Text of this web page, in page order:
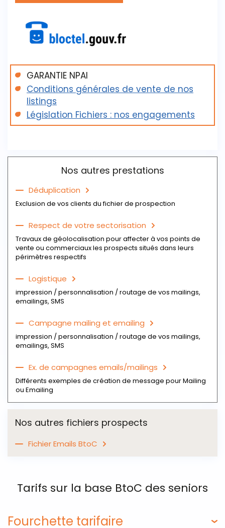
GARANTIE NPAI
Conditions générales de vente de nos
listings
Législation Fichiers : nos engagements
Nos autres prestations
Déduplication
Exclusion de vos clients du fichier de prospection
Respect de votre sectorisation
Travaux de géolocalisation pour affecter à vos points de
vente ou commerciaux les prospects situés dans leurs
périmètres respectifs
Logistique
impression / personnalisation / routage de vos mailings,
emailings, SMS
Campagne mailing et emailing
impression / personnalisation / routage de vos mailings,
emailings, SMS
Ex. de campagnes emails/mailings
Différents exemples de création de message pour Mailing
ou Emailing
Nos autres fichiers prospects
Fichier Emails BtoC
Tarifs sur la base BtoC des seniors
Fourchette tarifaire